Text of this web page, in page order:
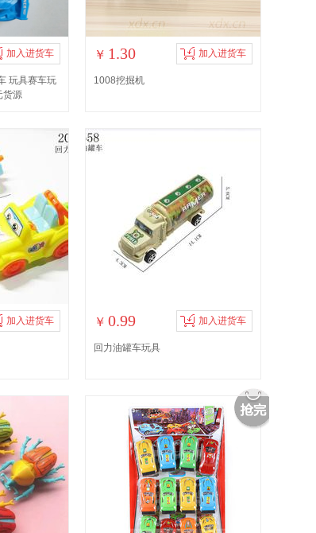
加入进货车
玩具赛车玩
货源
￥ 1.30 加入进货车
1008挖掘机
加入进货车 ￥ 0.99 加入进货车
回力油罐车玩具